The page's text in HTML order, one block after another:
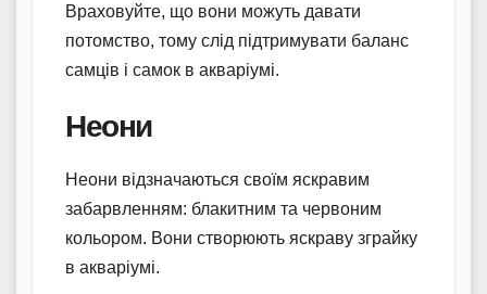
Враховуйте, що вони можуть давати
потомство, тому слід підтримувати баланс
самців і самок в акваріумі.
Неони
Неони відзначаються своїм яскравим
забарвленням: блакитним та червоним
кольором. Вони створюють яскраву зграйку
в акваріумі.